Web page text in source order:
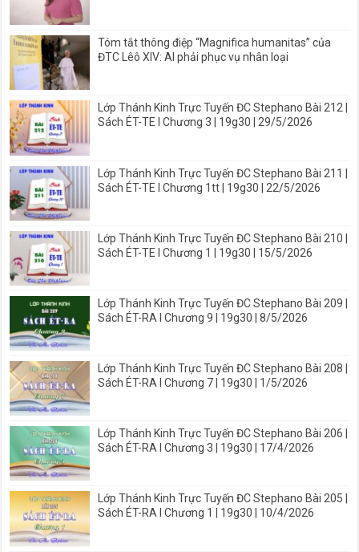
Tóm tắt thông điệp “Magnifica humanitas” của
ĐTC Lêô XIV: AI phải phục vụ nhân loại
Lớp Thánh Kinh Trực Tuyến ĐC Stephano Bài 212 |
Sách ÉT-TE I Chương 3 | 19g30 | 29/5/2026
Lớp Thánh Kinh Trực Tuyến ĐC Stephano Bài 211 |
Sách ÉT-TE I Chương 1tt | 19g30 | 22/5/2026
Lớp Thánh Kinh Trực Tuyến ĐC Stephano Bài 210 |
Sách ÉT-TE I Chương 1 | 19g30 | 15/5/2026
Lớp Thánh Kinh Trực Tuyến ĐC Stephano Bài 209 |
Sách ÉT-RA I Chương 9 | 19g30 | 8/5/2026
Lớp Thánh Kinh Trực Tuyến ĐC Stephano Bài 208 |
Sách ÉT-RA I Chương 7 | 19g30 | 1/5/2026
Lớp Thánh Kinh Trực Tuyến ĐC Stephano Bài 206 |
Sách ÉT-RA I Chương 3 | 19g30 | 17/4/2026
Lớp Thánh Kinh Trực Tuyến ĐC Stephano Bài 205 |
Sách ÉT-RA I Chương 1 | 19g30 | 10/4/2026